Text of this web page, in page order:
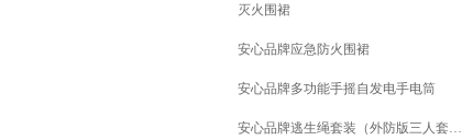
灭火围裙
安心品牌应急防火围裙
安心品牌多功能手摇自发电手电筒
安心品牌逃生绳套装（外防版三人套装）